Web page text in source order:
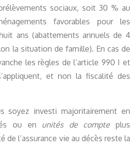
sociaux, soit 30 % au
favorables pour les
ans (abattements annuels de 4
la situation de famille). En cas de
les règles de l’article 990 I et
et non la fiscalité des
soyez investi majoritairement en
ou en unités de compteplus
de l’assurance vie au décès reste la